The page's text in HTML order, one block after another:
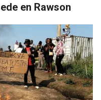
en Rawson